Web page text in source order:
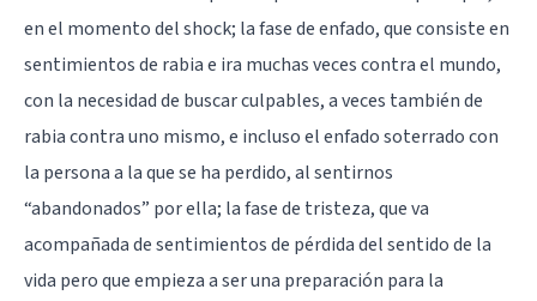
en el momento del shock; la fase de enfado, que consiste en
sentimientos de rabia e ira muchas veces contra el mundo,
con la necesidad de buscar culpables, a veces también de
rabia contra uno mismo, e incluso el enfado soterrado con
la persona a la que se ha perdido, al sentirnos
“abandonados” por ella; la fase de tristeza, que va
acompañada de sentimientos de pérdida del sentido de la
vida pero que empieza a ser una preparación para la